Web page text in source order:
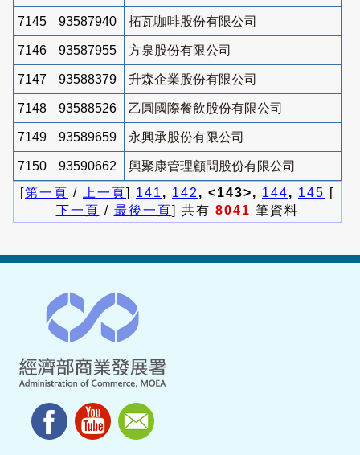
7145 93587940 拓瓦咖啡股份有限公司
7146 93587955 方泉股份有限公司
7147 93588379 升森企業股份有限公司
7148 93588526 乙圓國際餐飲股份有限公司
7149 93589659 永興承股份有限公司
7150 93590662
興聚康管理顧問股份有限公司
[第一頁 / 上一頁] 141 , 142 , <143>, 144, 145 [
下一頁 / 最後一頁] 共有 8041 筆資料